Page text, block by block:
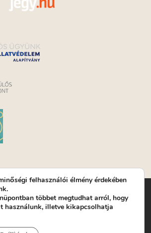
Közhasznú Nonprofit Kft. | Működési
Színház 1089 Budapest, Kálvária tér 6. |
Budapest, Kálvária tér 14. | Titkárság:
felhasználói élmény érdekében
többet megtudhat arról, hogy
használunk, illetve kikapcsolhatja